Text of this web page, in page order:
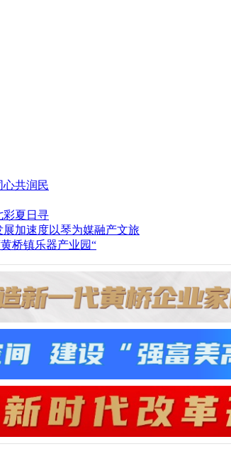
心共润民
彩夏日寻
以琴为媒融产文旅
黄桥镇乐器产业园“